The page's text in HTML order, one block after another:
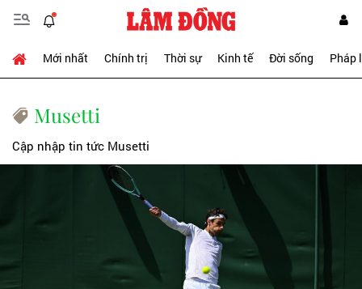
Mới nhất Chính trị Thời sự Kinh tế Đời sống Pháp
Musetti
Cập nhập tin tức Musetti